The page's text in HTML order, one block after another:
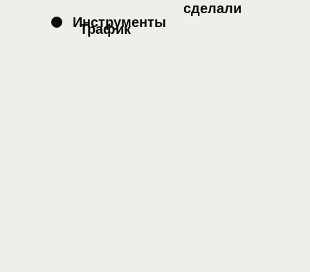
Инструменты
Трафик
сделали